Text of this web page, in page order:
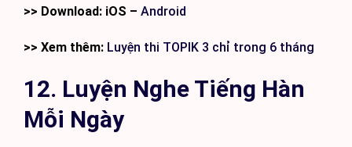
>> Download: iOS – Android
>> Xem thêm: Luyện thi TOPIK 3 chỉ trong 6 tháng
12. Luyện Nghe Tiếng Hàn
Mỗi Ngày